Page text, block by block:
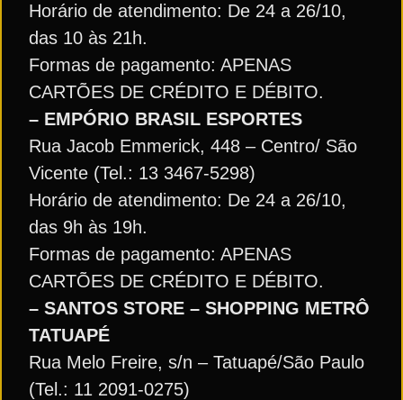
Horário de atendimento: De 24 a 26/10,
das 10 às 21h.
Formas de pagamento: APENAS
CARTÕES DE CRÉDITO E DÉBITO.
– EMPÓRIO BRASIL ESPORTES
Rua Jacob Emmerick, 448 – Centro/ São
Vicente (Tel.: 13 3467-5298)
Horário de atendimento: De 24 a 26/10,
das 9h às 19h.
Formas de pagamento: APENAS
CARTÕES DE CRÉDITO E DÉBITO.
– SANTOS STORE – SHOPPING METRÔ
TATUAPÉ
Rua Melo Freire, s/n – Tatuapé/São Paulo
(Tel.: 11 2091-0275)